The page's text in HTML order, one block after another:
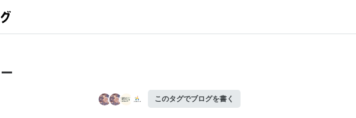
このタグでブログを書く